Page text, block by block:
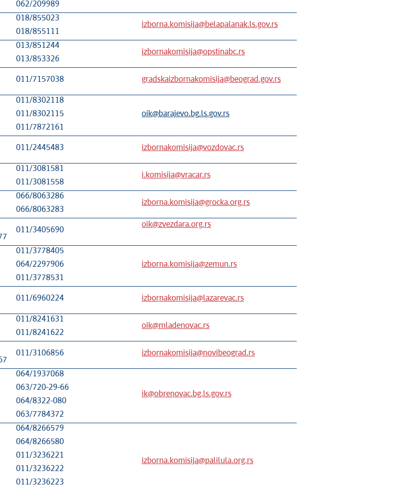
062/209989
018/855023
018/855111
izborna.komisija@belapalanak.ls.gov.rs
013/851244
013/853326
izbornakomisija@opstinabc.rs
011/7157038 gradskaizbornakomisija@beograd.gov.rs
011/8302118
011/8302115
011/7872161
oik@barajevo. bg.ls.gov.rs
011/2445483 izbornakomisija@vozdovac.rs
011/3081581
011/3081558
i.komisija@vracar.rs
066/8063286
066/8063283
izborna.komisija@grocka.org.rs
011/3405690
oik@zvezdara.org.rs
011/3778405
064/2297906
011/3778531
izborna.komisija@zemun.rs
011/6960224 izbornakomisija@lazarevac.rs
011/8241631
011/8241622
oik@mladenovac.rs
011/3106856 izbornakomisija@novibeograd.rs
064/1937068
063/720-29-66
064/8322-080
063/7784372
ik@obrenovac.bg.ls.gov.rs
064/8266579
064/8266580
011/3236221
011/3236222
011/3236223
izborna.komisija@palilula.org.rs